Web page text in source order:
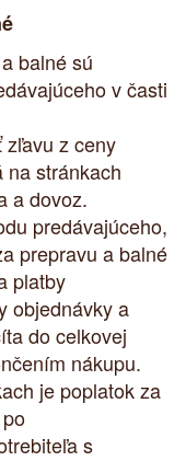
balné sú
v časti
zľavu z ceny
na stránkach
a dovoz.
predávajúceho,
prepravu a balné
platby
objednávky a
do celkovej
nákupu.
je poplatok za
s